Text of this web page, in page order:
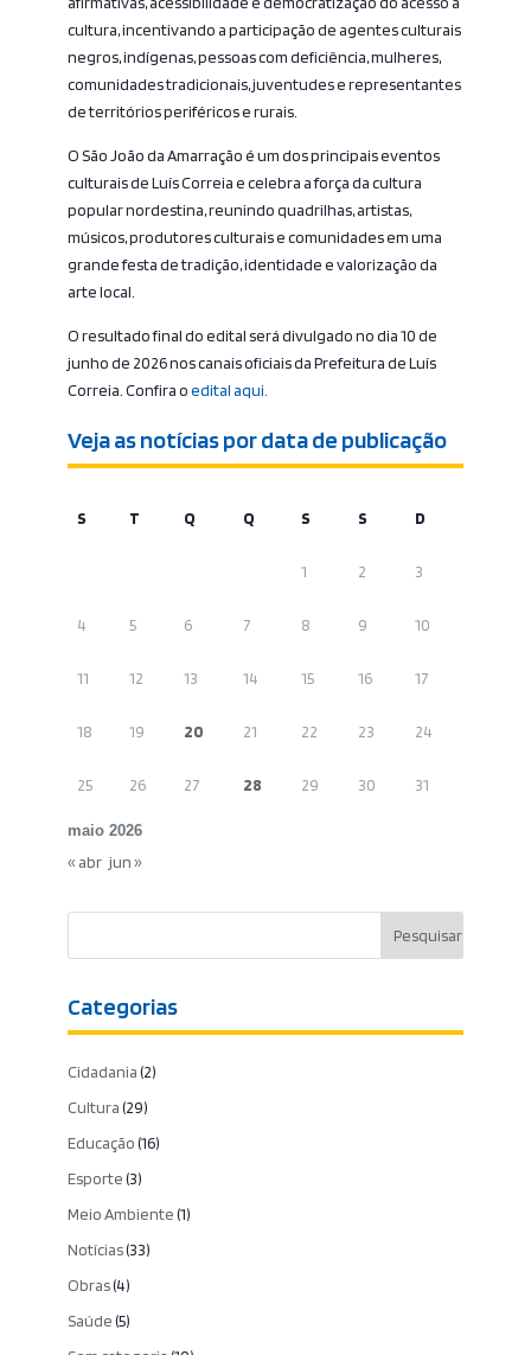
cultura, incentivando a participação de agentes culturais
negros, indígenas, pessoas com deficiência, mulheres,
comunidades tradicionais, juventudes e representantes
de territórios periféricos e rurais.
O São João da Amarração é um dos principais eventos
culturais de Luís Correia e celebra a força da cultura
popular nordestina, reunindo quadrilhas, artistas,
músicos, produtores culturais e comunidades em uma
grande festa de tradição, identidade e valorização da
arte local.
O resultado final do edital será divulgado no dia 10 de
junho de 2026 nos canais oficiais da Prefeitura de Luís
Correia. Confira oedital aqui.
Veja as notícias por data de publicação
maio 2026
S T Q Q S S D
1 2 3
4 5 6 7 8 9 10
11 12 13 14 15 16 17
18 19 20 21 22 23 24
25 26 27 28 29 30 31
« abr jun »
Categorias
Cidadania(2)
Cultura(29)
Educação(16)
Esporte(3)
Meio Ambiente(1)
Notícias(33)
Obras(4)
Saúde(5)